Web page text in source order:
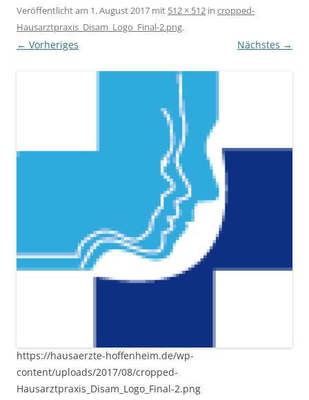
Veröffentlicht am 1. August 2017 mit 512 × 512 in cropped-
Hausarztpraxis_Disam_Logo_Final-2.png.
← Vorheriges Nächstes →
https://hausaerzte-hoffenheim.de/wp-
content/uploads/2017/08/cropped-
Hausarztpraxis_Disam_Logo_Final-2.png